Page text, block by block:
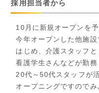
採用担当者から
10月に新規オープンを
今年オープンした他施
はじめ、介護スタッフ
看護学生さんなどが勤務
20代～50代スタッフが
オープニングですので